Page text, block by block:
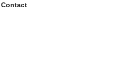
Contact